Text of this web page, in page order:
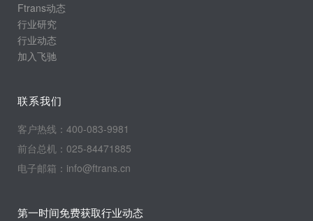
Ftrans动态
行业研究
行业动态
加入飞驰
联系我们
客户热线：400-083-9981
前台总机：025-84471885
电子邮箱：info@ftrans.cn
第一时间免费获取行业动态